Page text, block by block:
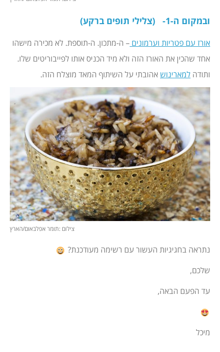
ובמקום ה-1- (צלילי תופים ברקע)
אורז עם פטריות וערמונים – ה-מתכון. ה-תוספת. לא מכירה מישהו
אחד שהכין את האורז הזה ולא מיד הכניס אותו לפייבוריטים שלו.
ותודה למארינוש אהובתי על השיתוף המאד מוצלח הזה.
צילום :תומר אפלבאום/הארץ
נתראה בחגיגיות העשור עם רשימה מעודכנת?
שלכם,
עד הפעם הבאה,
מיכל